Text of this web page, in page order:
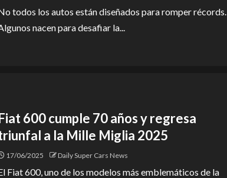
todos los autos están diseñados para romper récords.
nacen para desafiar la...
600 cumple 70 años y regresa
a la Mille Miglia 2025
17/06/2025 Daily Super Cars News
Fiat 600, uno de los modelos más emblemáticos de la